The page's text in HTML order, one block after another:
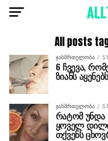
All posts
ᲯᲐᲜᲛᲠᲗᲔᲚᲝᲑᲐ 5
6 ჩვევა,
ზიანს
ᲯᲐᲜᲛᲠᲗᲔᲚᲝᲑᲐ 5
რატომ
ყოველ
თქვენს